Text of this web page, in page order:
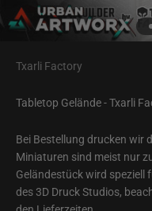
Txarli Factory
Tabletop Gelände - Txarli
Bei Bestellung drucken wir
Miniaturen sind meist nur
Geländestück wird speziell
des 3D Druck Studios,